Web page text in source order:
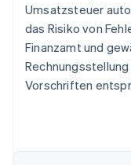
Umsatzsteuer
das Risiko von
Finanzamt und
Vorschriften